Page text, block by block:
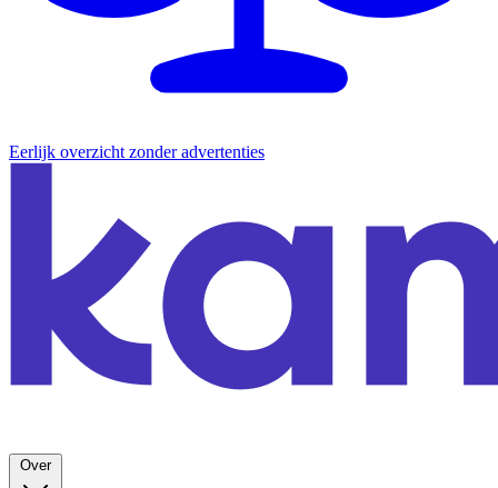
Eerlijk overzicht zonder advertenties
Over